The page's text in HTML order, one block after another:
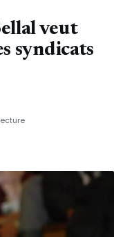
veut
syndicats